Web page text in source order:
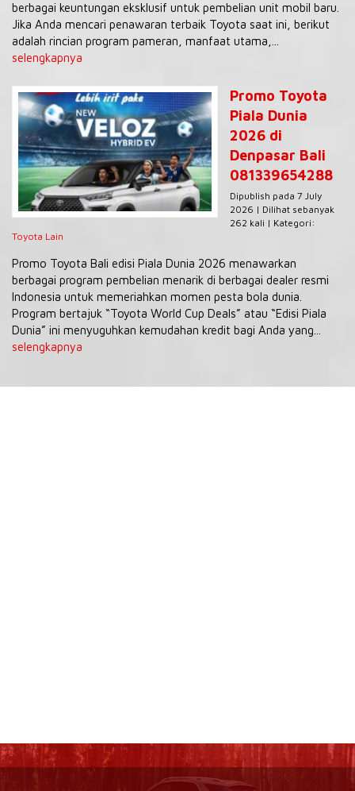
berbagai keuntungan eksklusif untuk pembelian unit mobil baru.
Jika Anda mencari penawaran terbaik Toyota saat ini, berikut
adalah rincian program pameran, manfaat utama,...
selengkapnya
Promo Toyota
Piala Dunia
2026 di
Denpasar Bali
081339654288
Dipublish pada 7 July
2026 | Dilihat sebanyak
262 kali | Kategori:
Toyota Lain
Promo Toyota Bali edisi Piala Dunia 2026 menawarkan
berbagai program pembelian menarik di berbagai dealer resmi
Indonesia untuk memeriahkan momen pesta bola dunia.
Program bertajuk “Toyota World Cup Deals” atau “Edisi Piala
Dunia” ini menyuguhkan kemudahan kredit bagi Anda yang...
selengkapnya